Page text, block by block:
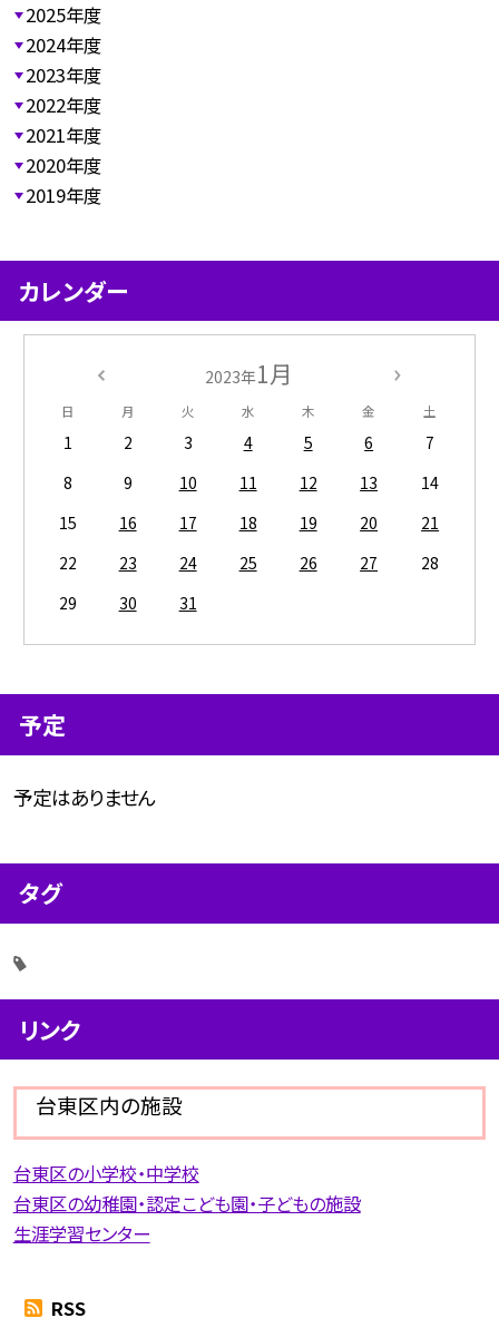
2025年度
2024年度
2023年度
2022年度
2021年度
2020年度
2019年度
カレンダー
2023年1月
日 月 火 水 木 金 土
1 2 3 4 5 6
7
8
9 10 11 12 13
14
15
16 17 18 19 20
21
22
23 24 25 26 27
28
29
30 31
予定
予定はありません
タグ
リンク
台東区内の施設
台東区の小学校・中学校
台東区の幼稚園・認定こども園・子どもの施設
生涯学習センター
RSS